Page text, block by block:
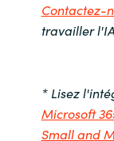
Contactez-
travailler
* Lisez
Microsoft
Small and